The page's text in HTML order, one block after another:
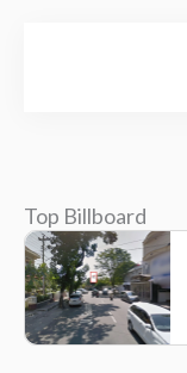
Top Billboard